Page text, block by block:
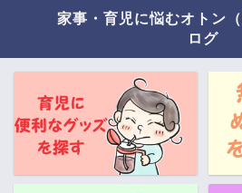
家事・育児に悩むオトン
ログ